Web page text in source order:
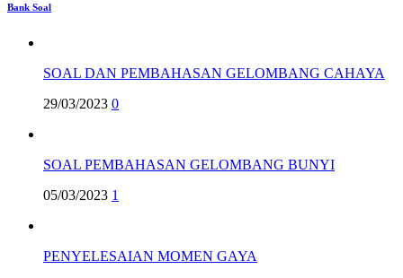
Bank Soal
SOAL DAN PEMBAHASAN GELOMBANG CAHAYA
29/03/2023 0
SOAL PEMBAHASAN GELOMBANG BUNYI
05/03/2023 1
PENYELESAIAN MOMEN GAYA